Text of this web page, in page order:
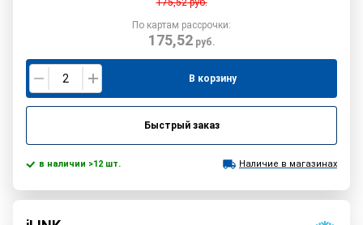
175,52руб.
По картам рассрочки:
175,52руб.
В корзину
Быстрый заказ
в наличии >12 шт. Наличие в магазинах